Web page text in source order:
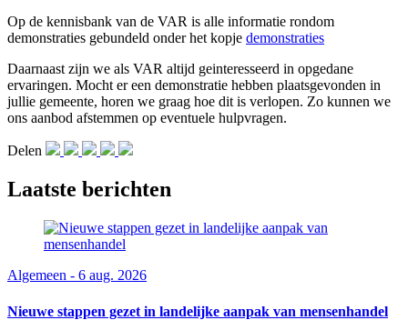
Op de kennisbank van de VAR is alle informatie rondom
demonstraties gebundeld onder het kopje demonstraties
Daarnaast zijn we als VAR altijd geinteresseerd in opgedane
ervaringen. Mocht er een demonstratie hebben plaatsgevonden in
jullie gemeente, horen we graag hoe dit is verlopen. Zo kunnen we
ons aanbod afstemmen op eventuele hulpvragen.
Delen
Laatste berichten
Algemeen - 6 aug. 2026
Nieuwe stappen gezet in landelijke aanpak van mensenhandel